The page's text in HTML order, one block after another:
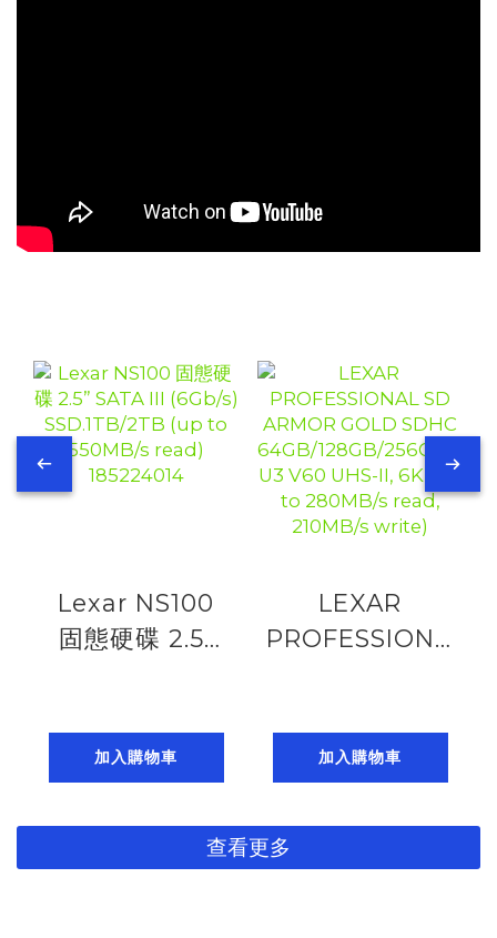
Lexar NS100
固態硬碟 2.5”
SSD.1TB/2TB
(up to
加入購物車
LEXAR
PROFESSIONAL
64GB/128GB/
U3 V60 UHS-II,
280MB/s read,
加入購物車
查看更多